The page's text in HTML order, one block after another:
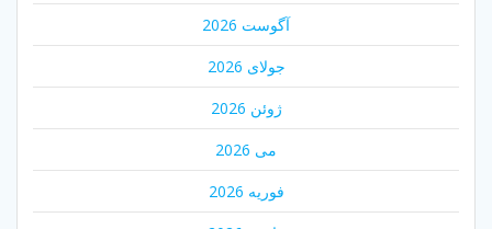
آگوست 2026
جولای 2026
ژوئن 2026
می 2026
فوریه 2026